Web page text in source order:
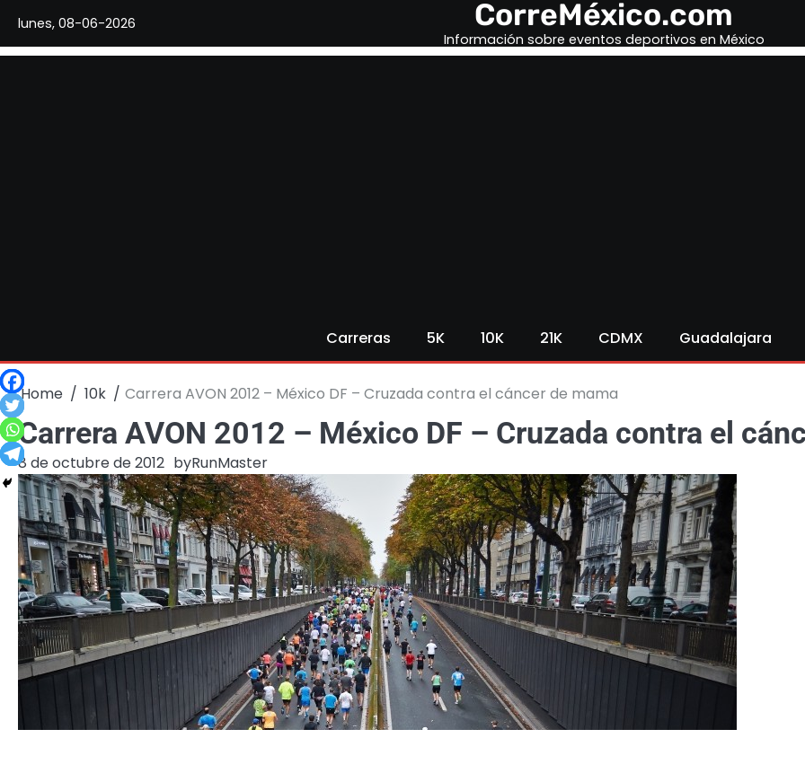
content
lunes, 08-06-2026 CorreMéxico.com
Información sobre eventos deportivos en México
Carreras 5K 10K 21K CDMX Guadalajara
Home 10k Carrera AVON 2012 – México DF – Cruzada contra el cáncer de mama
Carrera AVON 2012 – México DF – Cruzada contra el
8 de octubre de 2012 byRunMaster